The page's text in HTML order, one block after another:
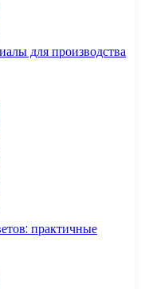
для производства
практичные